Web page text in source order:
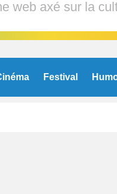
web axé sur la
Festival